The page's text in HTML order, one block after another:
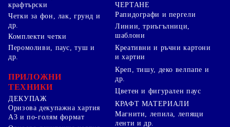
крафтърски
Четки за фон, лак, грунд и
др.
Комплекти четки
ЧЕРТАНЕ
Рапидографи и пергели
Линии, триъгълници,
шаблони
Перомоливи, паус, туш и
др.
ПРИЛОЖНИ
ТЕХНИКИ
ДЕКУПАЖ
Оризова декупажна хартия
А3 и по-голям формат
Креативни и ръчни картони
и хартии
Креп, тишу, деко велпапе и
др.
Цветен и фигурален паус
КРАФТ МАТЕРИАЛИ
Магнити, лепила, лепящи
ленти и др.